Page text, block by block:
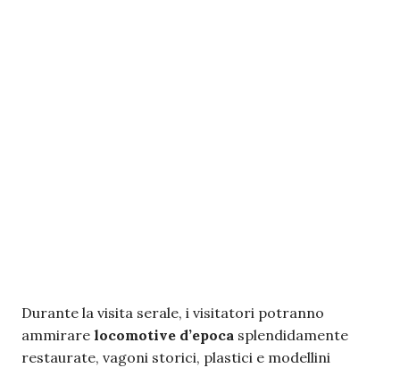
Durante la visita serale, i visitatori potranno
ammirare locomotive d’epoca splendidamente
restaurate, vagoni storici, plastici e modellini